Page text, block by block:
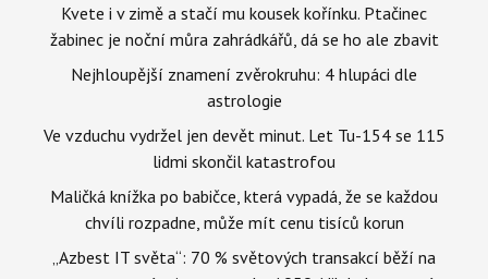
Kvete i v zimě a stačí mu kousek kořínku. Ptačinec
žabinec je noční můra zahrádkářů, dá se ho ale zbavit
Nejhloupější znamení zvěrokruhu: 4 hlupáci dle
astrologie
Ve vzduchu vydržel jen devět minut. Let Tu-154 se 115
lidmi skončil katastrofou
Maličká knížka po babičce, která vypadá, že se každou
chvíli rozpadne, může mít cenu tisíců korun
„Azbest IT světa“: 70 % světových transakcí běží na